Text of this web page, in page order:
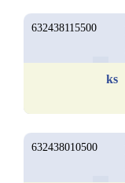
632438115500
ks
632438010500